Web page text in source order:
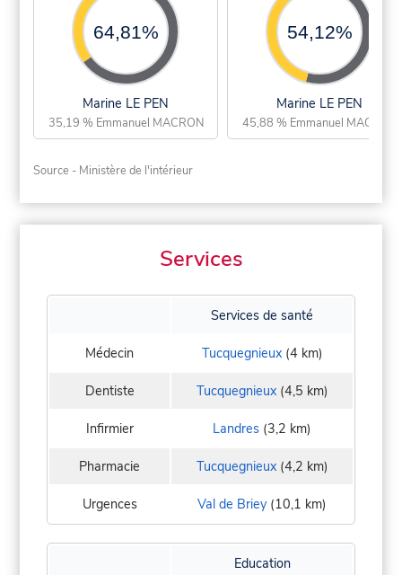
64,81%
Marine LE PEN
35,19 % Emmanuel MACRON
54,12%
Marine LE PEN
45,88 % Emmanuel MACRON
Source - Ministère de l'intérieur
Services
Services de santé
Médecin Tucquegnieux(4 km)
Dentiste Tucquegnieux(4,5 km)
Infirmier Landres (3,2 km)
Pharmacie Tucquegnieux(4,2 km)
Urgences Val de Briey (10,1 km)
Education